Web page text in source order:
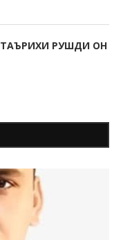
ТАЪРИХИ РУШДИ ОН